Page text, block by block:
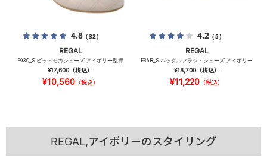
4.8（32）
REGAL
F93Q_S ビットモカシューズ アイボリー型押
¥17,600（税込）
¥10,560（税込）
4.2（5）
REGAL
F36R_S バックルフラットシューズ アイボリー
¥18,700（税込）
¥11,220 （税込）
REGAL,アイボリーのスタイリング